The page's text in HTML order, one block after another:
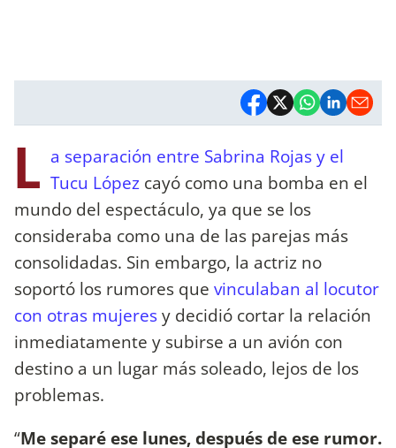
L a separación entre Sabrina Rojas y el
Tucu López cayó como una bomba en el
mundo del espectáculo, ya que se los
consideraba como una de las parejas más
consolidadas. Sin embargo, la actriz no
soportó los rumores que vinculaban al locutor
con otras mujeresy decidió cortar la relación
inmediatamente y subirse a un avión con
destino a un lugar más soleado, lejos de los
problemas.
“Me separé ese lunes, después de ese rumor.